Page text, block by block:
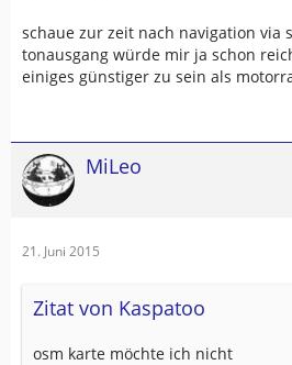
schaue zur zeit nach navigation via
tonausgang würde mir ja schon
einiges günstiger zu sein als
MiLeo
21. Juni 2015
Zitat von Kaspatoo
osm karte möchte ich nicht